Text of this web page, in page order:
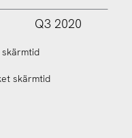
Q3 2020
skärmtid